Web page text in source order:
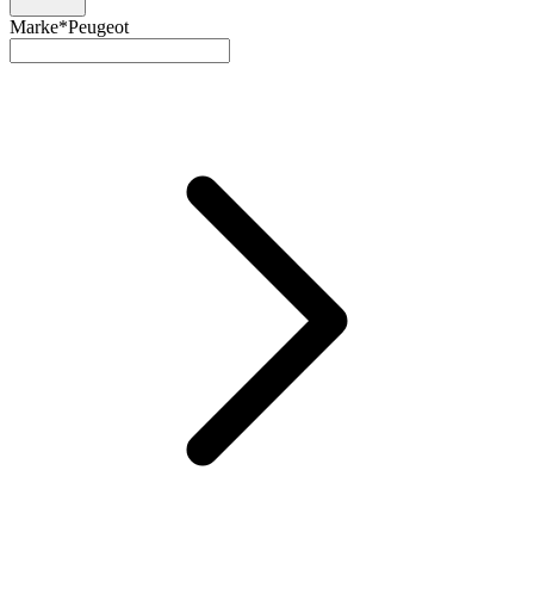
Marke*Peugeot